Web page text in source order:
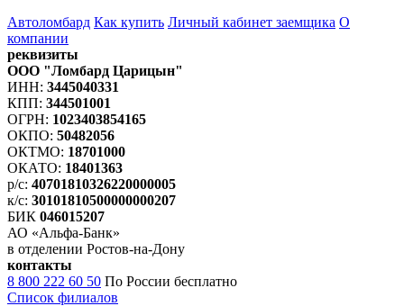
Автоломбард Как купить Личный кабинет заемщика О
компании
реквизиты
ООО "Ломбард Царицын"
ИНН: 3445040331
КПП: 344501001
ОГРН: 1023403854165
ОКПО: 50482056
ОКТМО: 18701000
ОКАТО: 18401363
р/с: 40701810326220000005
к/с: 30101810500000000207
БИК 046015207
АО «Альфа-Банк»
в отделении Ростов-на-Дону
контакты
8 800 222 60 50 По России бесплатно
Список филиалов